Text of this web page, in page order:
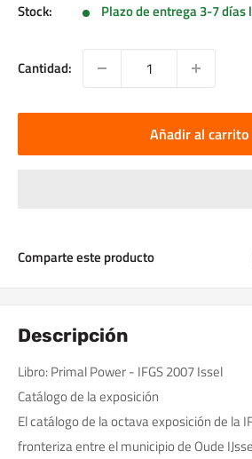
Stock: Plazo de entrega 3-7 días
Cantidad:
Añadir al carrito
Comparte este producto
Descripción
Libro: Primal Power - IFGS 2007 Issel
Catálogo de la exposición
El catálogo de la octava exposición de la
fronteriza entre el municipio de Oude